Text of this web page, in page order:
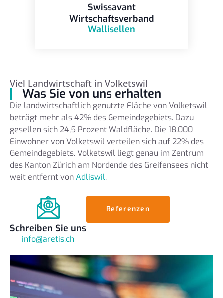
Swissavant
Wirtschaftsverband
Wallisellen
Viel Landwirtschaft in Volketswil
Was Sie von uns erhalten
Die landwirtschaftlich genutzte Fläche von Volketswil
beträgt mehr als 42% des Gemeindegebiets. Dazu
gesellen sich 24,5 Prozent Waldfläche. Die 18.000
Einwohner von Volketswil verteilen sich auf 22% des
Gemeindegebiets. Volketswil liegt genau im Zentrum
des Kanton Zürich am Nordende des Greifensees nicht
weit entfernt vonAdliswil.
Schreiben Sie uns
info@aretis.ch
Referenzen